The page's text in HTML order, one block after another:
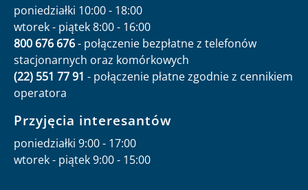
poniedziałki 10:00 - 18:00
wtorek - piątek 8:00 - 16:00
800 676 676- połączenie bezpłatne z telefonów
stacjonarnych oraz komórkowych
(22) 551 77 91 - połączenie płatne zgodnie z cennikiem
operatora
Przyjęcia interesantów
poniedziałki 9:00 - 17:00
wtorek - piątek 9:00 - 15:00